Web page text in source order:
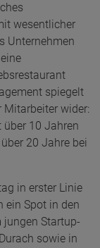
wesentlicher
Unternehmen
spiegelt
Mitarbeiter wider:
über 10 Jahren
20 Jahre bei
in erster Linie
ein Spot in den
jungen Startup-
sowie in